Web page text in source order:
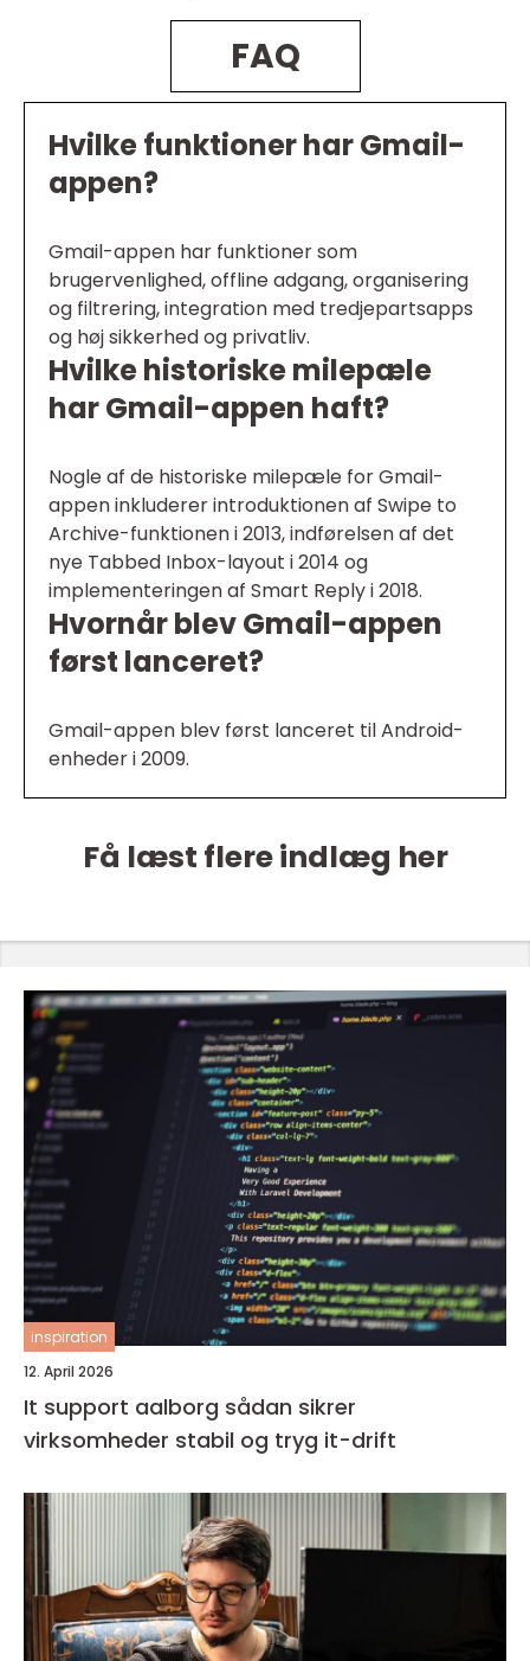
FAQ
Hvilke funktioner har Gmail-
appen?
Gmail-appen har funktioner som
brugervenlighed, offline adgang, organisering
og filtrering, integration med tredjepartsapps
og høj sikkerhed og privatliv.
Hvilke historiske milepæle
har Gmail-appen haft?
Nogle af de historiske milepæle for Gmail-
appen inkluderer introduktionen af Swipe to
Archive-funktionen i 2013, indførelsen af det
nye Tabbed Inbox-layout i 2014 og
implementeringen af Smart Reply i 2018.
Hvornår blev Gmail-appen
først lanceret?
Gmail-appen blev først lanceret til Android-
enheder i 2009.
Få læst flere indlæg her
inspiration
12. April 2026
It support aalborg sådan sikrer
virksomheder stabil og tryg it-drift